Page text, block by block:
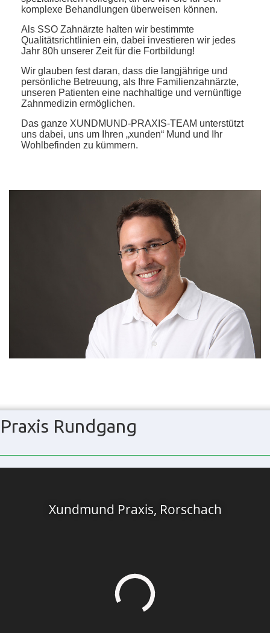
komplexe Behandlungen überweisen können.
Als SSO Zahnärzte halten wir bestimmte
Qualitätsrichtlinien ein, dabei investieren wir jedes
Jahr 80h unserer Zeit für die Fortbildung!
Wir glauben fest daran, dass die langjährige und
persönliche Betreuung, als Ihre Familienzahnärzte,
unseren Patienten eine nachhaltige und vernünftige
Zahnmedizin ermöglichen.
Das ganze XUNDMUND-PRAXIS-TEAM unterstützt
uns dabei, uns um Ihren „xunden“ Mund und Ihr
Wohlbefinden zu kümmern.
Praxis Rundgang